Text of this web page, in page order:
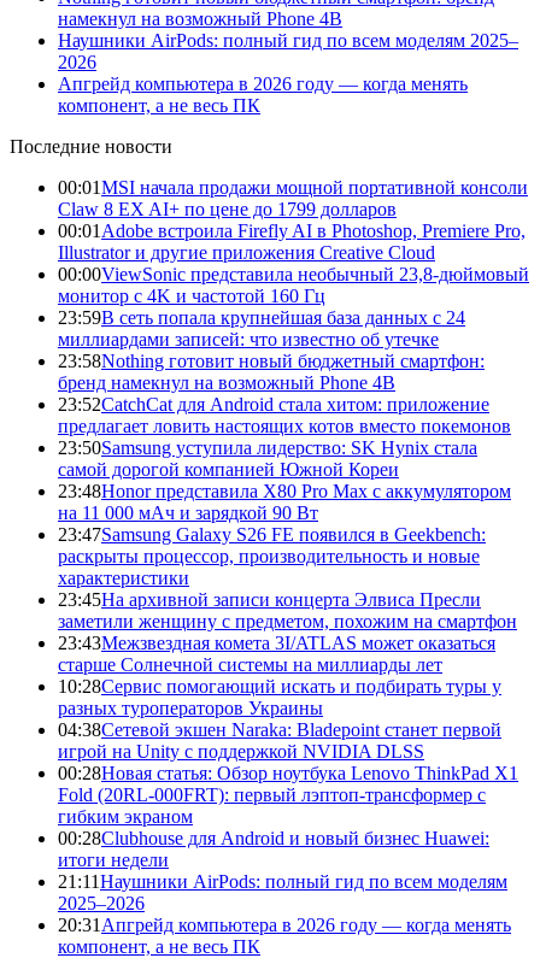
намекнул на возможный Phone 4B
Наушники AirPods: полный гид по всем моделям 2025–
2026
Апгрейд компьютера в 2026 году — когда менять
компонент, а не весь ПК
Последние новости
00:01MSI начала продажи мощной портативной консоли
Claw 8 EX AI+ по цене до 1799 долларов
00:01 Adobe встроила Firefly AI в Photoshop, Premiere Pro,
Illustrator и другие приложения Creative Cloud
00:00ViewSonic представила необычный 23,8-дюймовый
монитор с 4K и частотой 160 Гц
23:59В сеть попала крупнейшая база данных с 24
миллиардами записей: что известно об утечке
23:58Nothing готовит новый бюджетный смартфон:
бренд намекнул на возможный Phone 4B
23:52CatchCat для Android стала хитом: приложение
предлагает ловить настоящих котов вместо покемонов
23:50Samsung уступила лидерство: SK Hynix стала
самой дорогой компанией Южной Кореи
23:48Honor представила X80 Pro Max с аккумулятором
на 11 000 мАч и зарядкой 90 Вт
23:47Samsung Galaxy S26 FE появился в Geekbench:
раскрыты процессор, производительность и новые
характеристики
23:45На архивной записи концерта Элвиса Пресли
заметили женщину с предметом, похожим на смартфон
23:43Межзвездная комета 3I/ATLAS может оказаться
старше Солнечной системы на миллиарды лет
10:28Сервис помогающий искать и подбирать туры у
разных туроператоров Украины
04:38Сетевой экшен Naraka: Bladepoint станет первой
игрой на Unity с поддержкой NVIDIA DLSS
00:28Новая статья: Обзор ноутбука Lenovo ThinkPad X1
Fold (20RL-000FRT): первый лэптоп-трансформер с
гибким экраном
00:28Clubhouse для Android и новый бизнес Huawei:
итоги недели
21:11Наушники AirPods: полный гид по всем моделям
2025–2026
20:31 Апгрейд компьютера в 2026 году — когда менять
компонент, а не весь ПК